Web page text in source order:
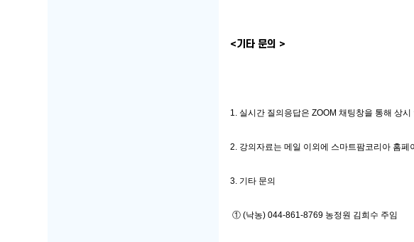
<기타 문의 >
1. 실시간 질의응답은 ZOOM 채팅창을 통해 상시
2. 강의자료는 메일 이외에 스마트팜코리아 홈
3. 기타 문의
① (낙농) 044-861-8769 농정원 김희수 주임